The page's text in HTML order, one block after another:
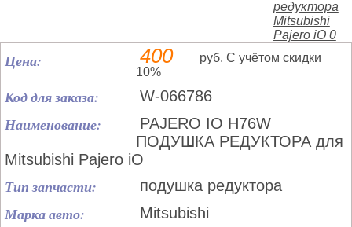
Цена: 400
руб. С учётом скидки
10%
Код для заказа: W-066786
Наименование:
PAJERO IO H76W
ПОДУШКА РЕДУКТОРА для
Mitsubishi Pajero iO
Тип запчасти: подушка редуктора
Марка авто: Mitsubishi